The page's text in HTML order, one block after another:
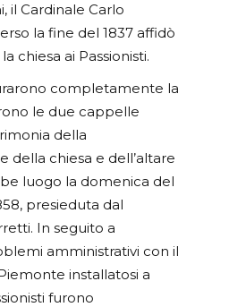
il Cardinale Carlo
la fine del 1837 affidò
chiesa ai Passionisti.
completamente la
le due cappelle
della
della chiesa e dell’altare
luogo la domenica del
presieduta dal
In seguito a
amministrativi con il
installatosi a
furono